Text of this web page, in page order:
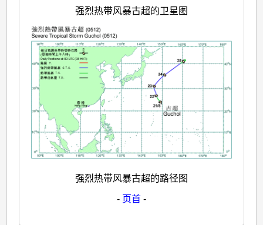
强烈热带风暴古超的卫星图
强烈热带风暴古超的路径图
- 页首 -